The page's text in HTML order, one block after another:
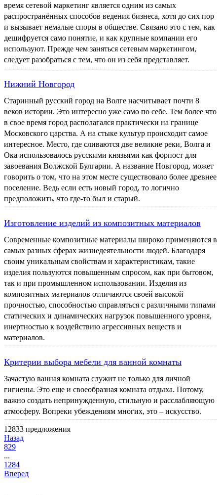
время сетевой маркетинг является одним из самых
распространённых способов ведения бизнеса, хотя до сих пор
и вызывает немалые споры в обществе. Связано это с тем, как
дешифруется само понятие, и как крупные компании его
используют. Прежде чем заняться сетевым маркетингом,
следует разобраться с тем, что он из себя представляет.
Нижний Новгород
Старинный русский город на Волге насчитывает почти 8
веков истории. Это интересно уже само по себе. Тем более что
в свое время город располагался практически на границе
Московского царства. А на стыке культур происходит самое
интересное. Место, где сливаются две великие реки, Волга и
Ока использовалось русскими князьями как форпост для
завоевания Волжской Булгарии. А название Новгород, может
говорить о том, что на этом месте существовало более древнее
поселение. Ведь если есть новый город, то логично
предположить, что где-то был и старый.
Изготовление изделий из композитных материалов
Современные композитные материалы широко применяются в
самых разных сферах жизнедеятельности людей. Благодаря
своим уникальным свойствам и характеристикам, такие
изделия пользуются повышенным спросом, как при бытовом,
так и при промышленном использовании. Изделия из
композитных материалов отличаются своей высокой
прочностью, способностью справляться с различными типами
статических и динамических нагрузок повышенного уровня,
инертностью к воздействию агрессивных веществ и
материалов.
Критерии выбора мебели для ванной комнаты
Зачастую ванная комната служит не только для личной
гигиены. Это еще и своеобразная комната отдыха. Потому,
важно создать непринужденную, стильную и расслабляющую
атмосферу. Вопреки убеждениям многих, это – искусство.
12833 предложения
Назад
829
...
1284
Вперед